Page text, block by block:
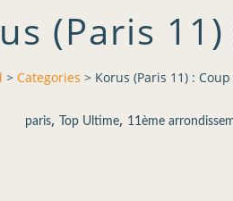
(Paris
> Categories > Korus (Paris 11) :
paris, Top Ultime, 11ème